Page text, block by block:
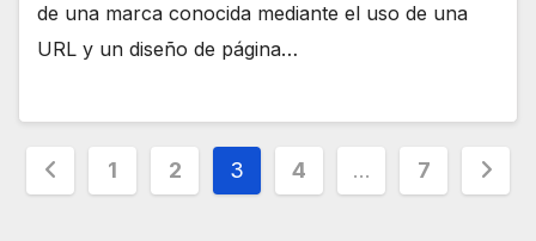
de una marca conocida mediante el uso de una
URL y un diseño de página…
Paginación
1 2 3 4 … 7